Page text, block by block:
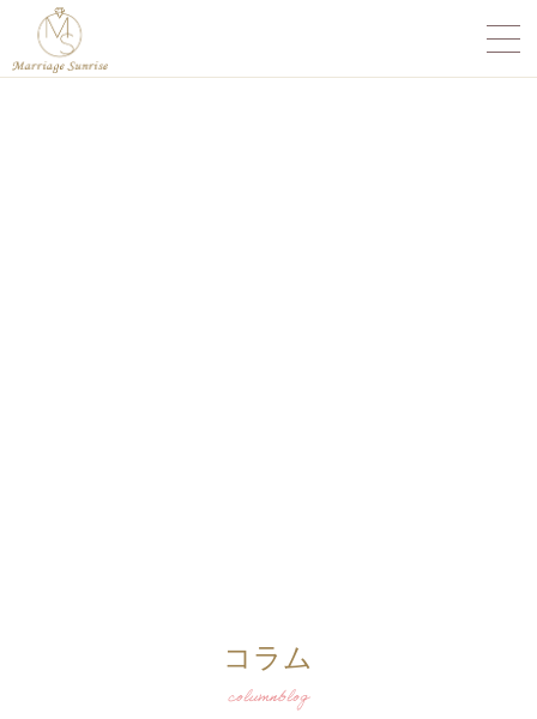
コラム
columnblog